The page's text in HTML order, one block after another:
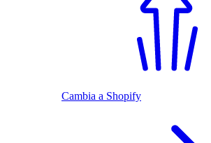
Cambia a Shopify